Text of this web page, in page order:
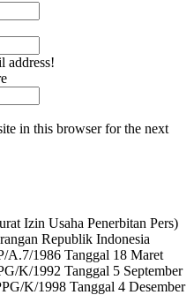
address!
in this browser for the next
Izin Usaha Penerbitan Pers)
Republik Indonesia
1986 Tanggal 18 Maret
K/1992 Tanggal 5 September
K/1998 Tanggal 4 Desember